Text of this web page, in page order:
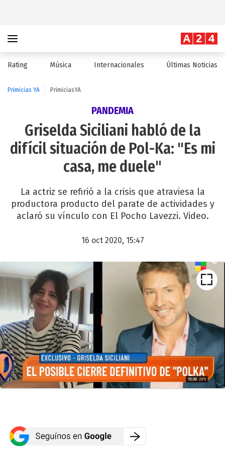
Rating Música Internacionales Últimas Noticias
Primicias YA PrimiciasYA
PANDEMIA
Griselda Siciliani habló de la
difícil situación de Pol-Ka: "Es mi
casa, me duele"
La actriz se refirió a la crisis que atraviesa la
productora producto del parate de actividades y
aclaró su vínculo con El Pocho Lavezzi. Video.
16 oct 2020, 15:47